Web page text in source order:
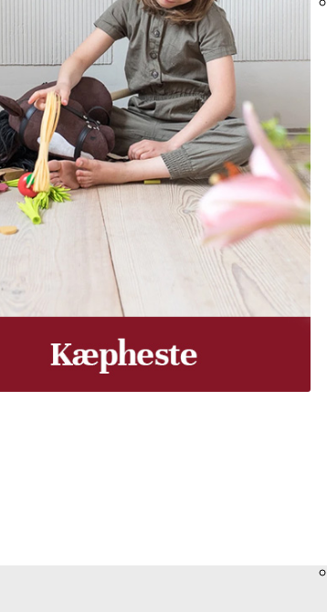
Otterup eller et andet sted på Fyn? Vi
kommer hele Fyn rundt i løbet af en uge, så